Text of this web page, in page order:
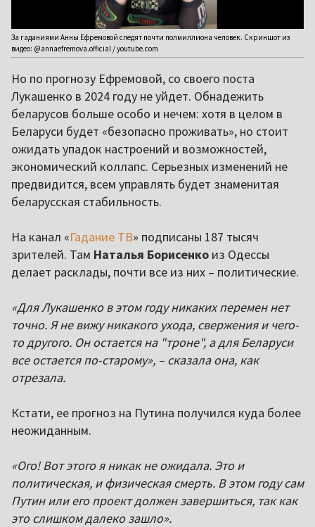
За гаданиями Анны Ефремовой следят почти полмиллиона человек. Скриншот из
видео: @annaefremova.official / youtube.com
Но по прогнозу Ефремовой, со своего поста
Лукашенко в 2024 году не уйдет. Обнадежить
беларусов больше особо и нечем: хотя в целом в
Беларуси будет «безопасно проживать», но стоит
ожидать упадок настроений и возможностей,
экономический коллапс. Серьезных изменений не
предвидится, всем управлять будет знаменитая
беларусская стабильность.
На канал «Гадание ТВ» подписаны 187 тысяч
зрителей. Там Наталья Борисенко из Одессы
делает расклады, почти все из них – политические.
«Для Лукашенко в этом году никаких перемен нет
точно. Я не вижу никакого ухода, свержения и чего-
то другого. Он остается на "троне", а для Беларуси
все остается по-старому», – сказала она, как
отрезала.
Кстати, ее прогноз на Путина получился куда более
неожиданным.
«Ого! Вот этого я никак не ожидала. Это и
политическая, и физическая смерть. В этом году сам
Путин или его проект должен завершиться, так как
это слишком далеко зашло».